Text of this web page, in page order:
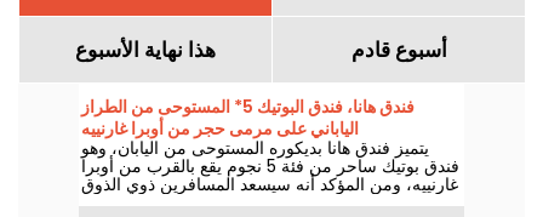
هذا نهاية الأسبوع أسبوع قادم
فندق هانا، فندق البوتيك 5* المستوحى من الطراز
الياباني على مرمى حجر من أوبرا غارنييه
يتميز فندق هانا بديكوره المستوحى من اليابان، وهو
فندق بوتيك ساحر من فئة 5 نجوم يقع بالقرب من أوبرا
غارنييه، ومن المؤكد أنه سيسعد المسافرين ذوي الذوق
الرفيع.